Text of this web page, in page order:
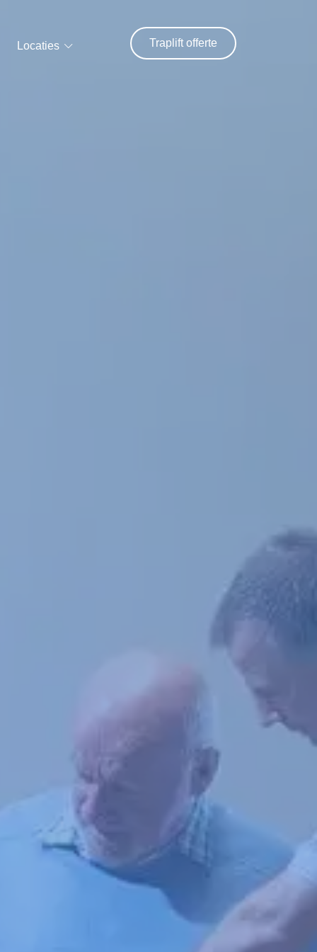
Locaties Traplift offerte